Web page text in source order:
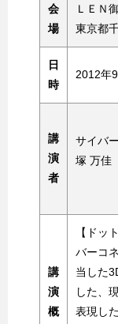
会
場
ＬＥＮ
東京都
日
時
2012年
講
演
者
サイバ
塚 万佳
講
演
概
【ドッ
バーコ
当した
した、
表現し